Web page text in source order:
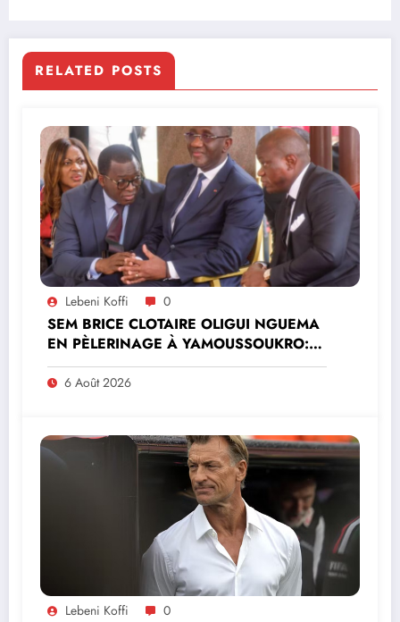
RELATED POSTS
Lebeni Koffi 0
SEM BRICE CLOTAIRE OLIGUI NGUEMA
EN PÈLERINAGE À YAMOUSSOUKRO:LE
MINISTRE PAULIN CLAUDE DANHO
PREND PART À LA CÉRÉMONIE
6 Août 2026
Lebeni Koffi 0